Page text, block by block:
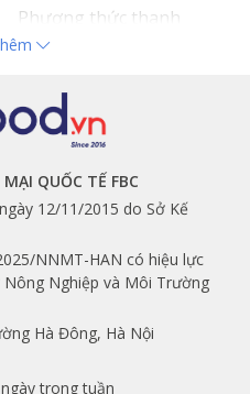
Phương thức thanh
toán
Tuyển dụng
THEO DÕI NGAY
Facebook
Instagram
Youtube
Tiktok
Shopee
QUỐC TẾ FBC
12/11/2015 do Sở Kế
NNMT-HAN có hiệu lực
Nghiệp và Môi Trường
Hà Đông, Hà Nội
trong tuần